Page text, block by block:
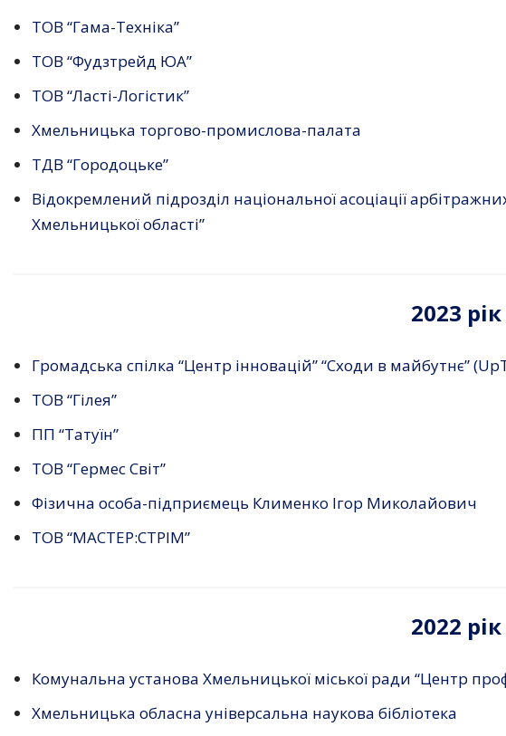
ТОВ “Гама-Техніка”
ТОВ “Фудзтрейд ЮА”
ТОВ “Ласті-Логістик”
Хмельницька торгово-промислова-палата
ТДВ “Городоцьке”
Відокремлений підрозділ національної асоціації
Хмельницької області”
2023 рік
Громадська спілка “Центр інновацій” “Сходи в майбутнє”
ТОВ “Гілея”
ПП “Татуїн”
ТОВ “Гермес Світ”
Фізична особа-підприємець Клименко Ігор Миколайович
ТОВ “МАСТЕР:СТРІМ”
2022 рік
Комунальна установа Хмельницької міської ради “Центр
Хмельницька обласна універсальна наукова бібліотека